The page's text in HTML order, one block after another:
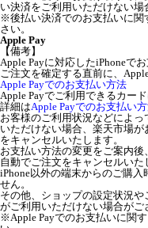
い決済をご利用いただけない場
※後払い決済でのお支払いに関
さい。
Apple Pay
【備考】
Apple Payに対応したiPhoneで
ご注文を確定する直前に、
Apple Payでのお支払い方法
Apple Payでご利用できるカー
詳細はApple Payでのお支払い
お客様のご利用状況などによっ
いただけない場合、楽天市場
をキャンセルいたします。
お支払い方法の変更をご案内
自動でご注文をキャンセルいた
iPhone以外の端末からのご購入
せん。
その他、ショップの設定状況
がご利用いただけない場合がご
※Apple Payでのお支払いに関